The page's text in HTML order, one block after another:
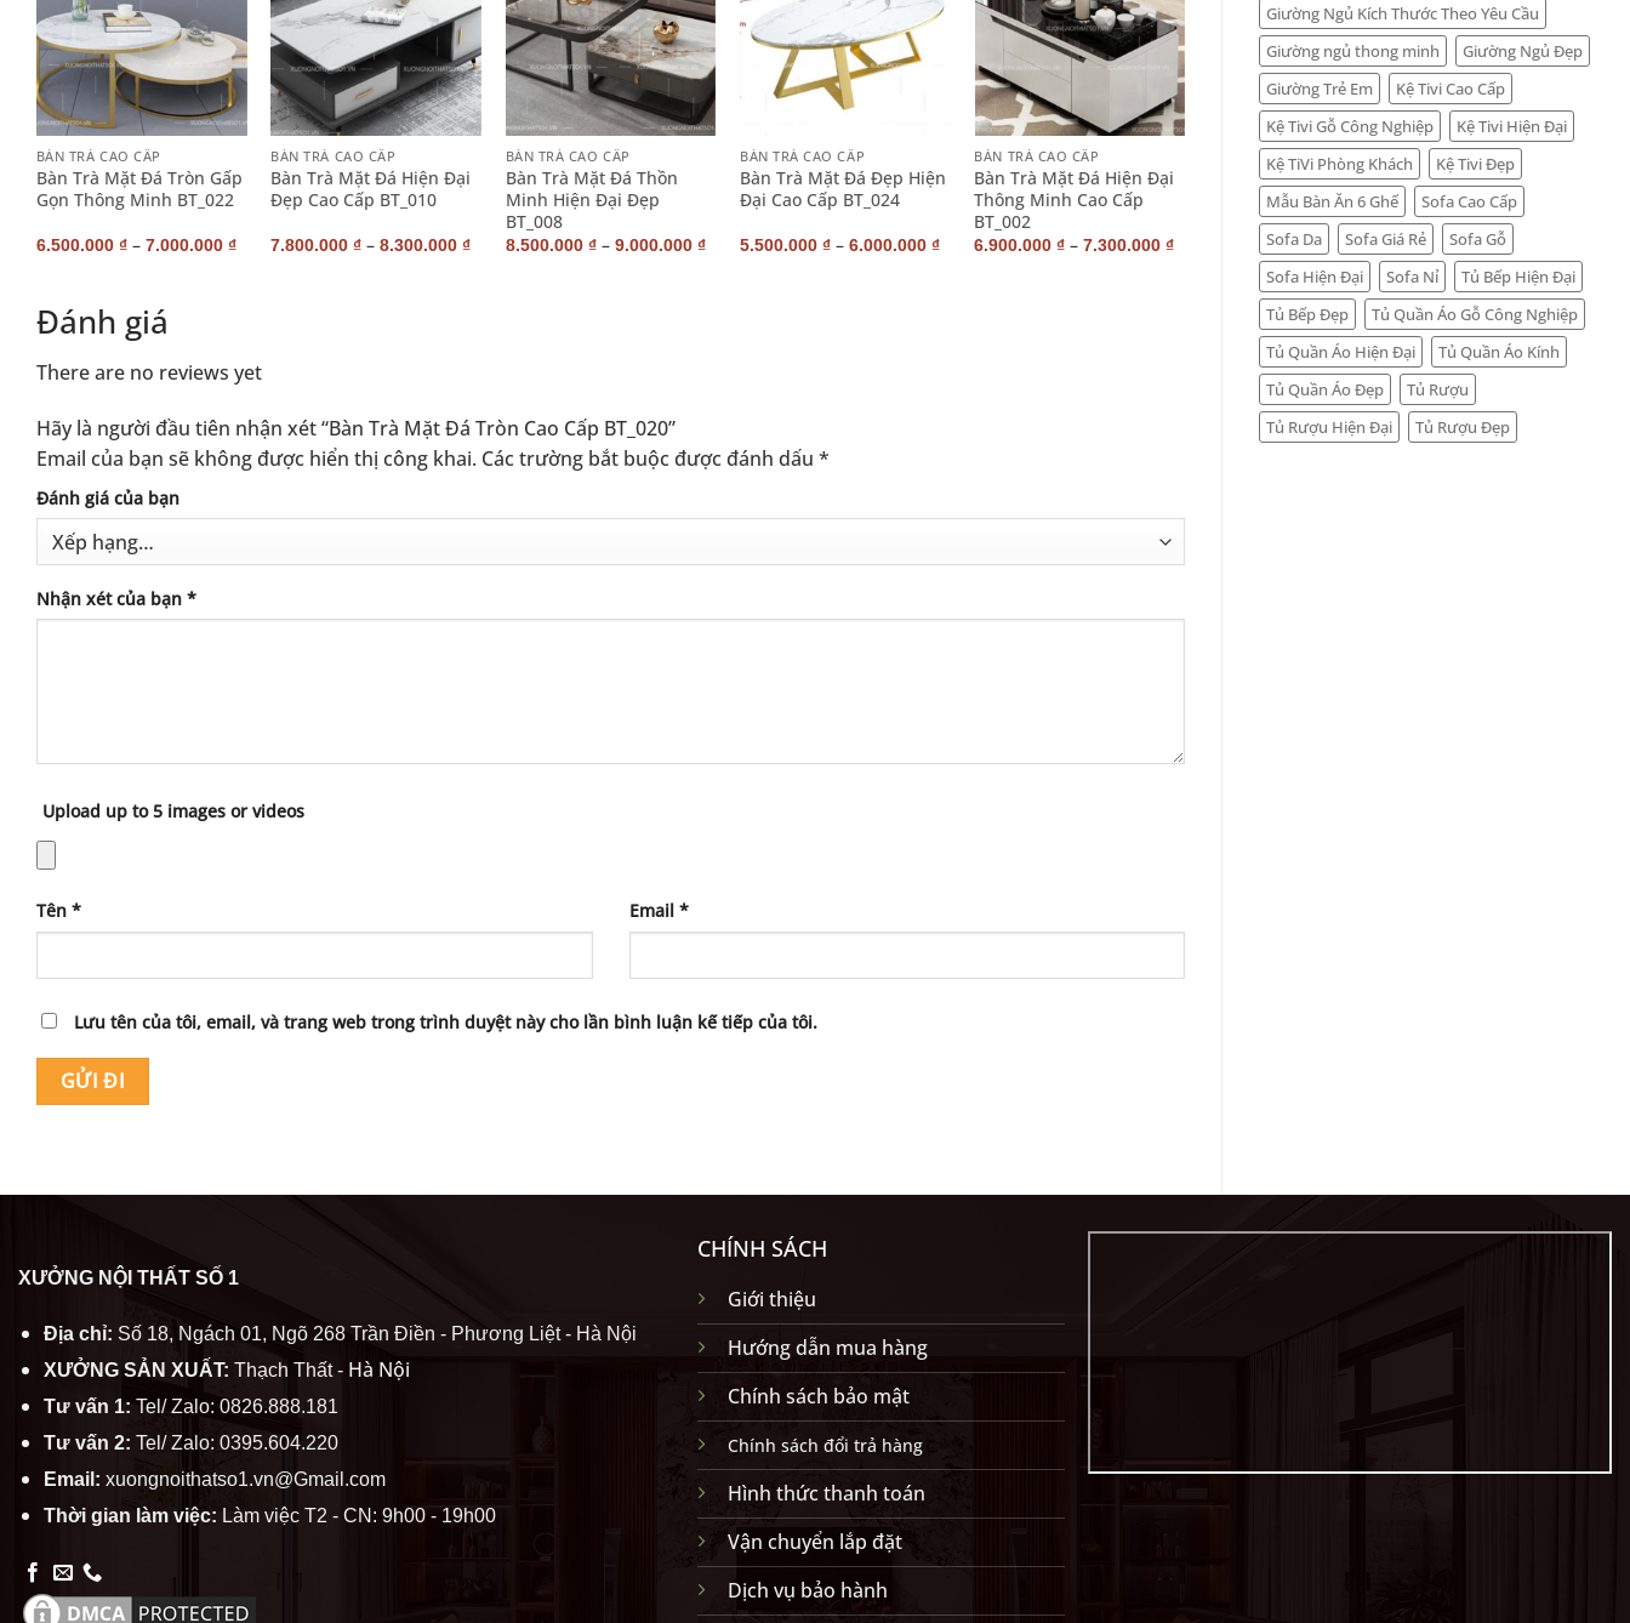
Giường Ngủ Kích Thước Theo Yêu Cầu
Giường ngủ thong minh
Giường Ngủ Đẹp
Giường Trẻ Em
Kệ Tivi Cao Cấp
Kệ Tivi Gỗ Công Nghiệp
Kệ Tivi Hiện Đại
Kệ TiVi Phòng Khách
Kệ Tivi Đẹp
Mẫu Bàn Ăn 6 Ghế
Sofa Cao Cấp
Sofa Da
Sofa Giá Rẻ
Sofa Gỗ
Sofa Hiện Đại
Sofa Nỉ
Tủ Bếp Hiện Đại
Tủ Bếp Đẹp
Tủ Quần Áo Gỗ Công Nghiệp
Tủ Quần Áo Hiện Đại
Tủ Quần Áo Kính
Tủ Quần Áo Đẹp
Tủ Rượu
Tủ Rượu Hiện Đại
Tủ Rượu Đẹp
+
BÀN TRÀ CAO CẤP
Bàn Trà Mặt Đá Tròn Gấp
Gọn Thông Minh BT_022
6.500.000 ₫– 7.000.000 ₫
+
BÀN TRÀ CAO CẤP
Bàn Trà Mặt Đá Hiện Đại
Đẹp Cao Cấp BT_010
7.800.000₫ –8.300.000₫
+
BÀN TRÀ CAO CẤP
Bàn Trà Mặt Đá Thồn
Minh Hiện Đại Đẹp
BT_008
8.500.000 ₫– 9.000.000 ₫
BÀN TRÀ CAO CẤP
Bàn Trà Mặt Đá Đẹp Hiện
Đại Cao Cấp BT_024
5.500.000 ₫– 6.000.000 ₫
BÀN TRÀ CAO CẤP
Bàn Trà Mặt Đá Hiện Đại
Thông Minh Cao Cấp
BT_002
6.900.000₫ –7.300.000₫
BÀN TRÀ CAO CẤP
Bàn Trà Mặt Đá Đẹp Mặt
Tròn Cao Cấp BT_004
7.500.000₫ –7.900.000₫
Đánh giá
There are no reviews yet
Hãy là người đầu tiên nhận xét “Bàn Trà Mặt Đá Tròn Cao Cấp BT_020”
Email của bạn sẽ không được hiển thị công khai. Các trường bắt buộc được đánh dấu *
Đánh giá của bạn
Nhận xét của bạn *
Upload up to 5 images or videos
Tên * Email *
Lưu tên của tôi, email, và trang web trong trình duyệt này cho lần bình luận kế tiếp của tôi.
Alternative:
XƯỞNG NỘI THẤT SỐ 1
Địa chỉ: Số 18, Ngách 01, Ngõ 268 Trần Điền - Phương Liệt - Hà Nội
XƯỞNG SẢN XUẤT: Thạch Thất -Hà Nội
Tư vấn 1: Tel/ Zalo: 0826.888.181
Tư vấn 2: Tel/ Zalo: 0395.604.220
Email: xuongnoithatso1.vn@Gmail.com
Thời gian làm việc: Làm việc T2 - CN: 9h00 - 19h00
CHÍNH SÁCH
Giới thiệu
Hướng dẫn mua hàng
Chính sách bảo mật
Chính sách đổi trả hàng
Hình thức thanh toán
Vận chuyển lắp đặt
Dịch vụ bảo hành